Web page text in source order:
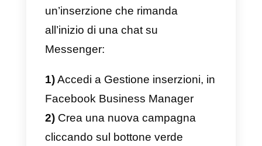
automatizzata o meno,
all’acquisto di un prodotto o di un